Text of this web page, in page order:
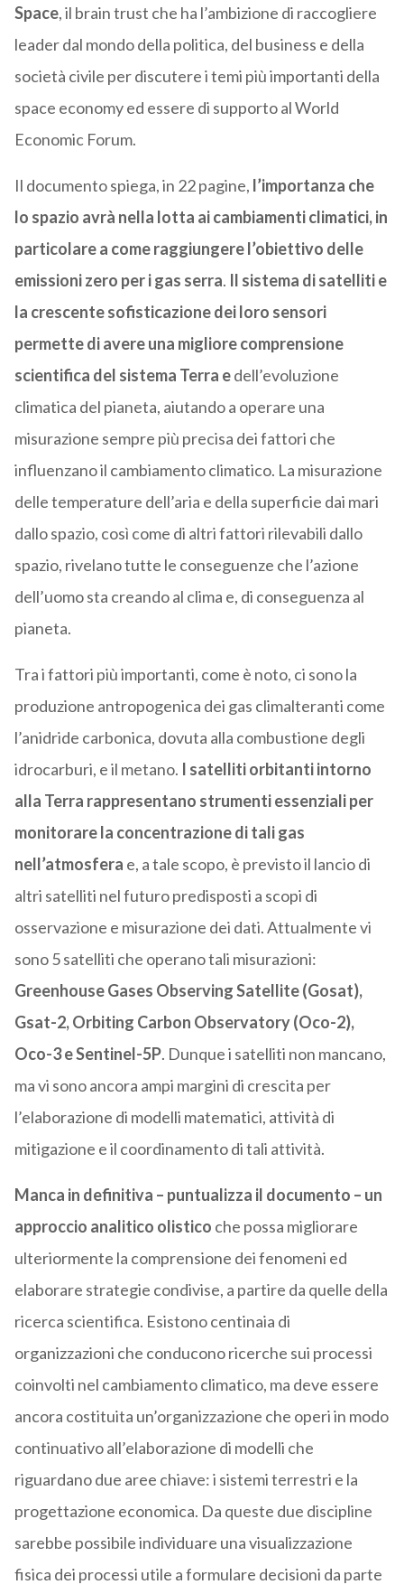
Space, il brain trust che ha l’ambizione di raccogliere
leader dal mondo della politica, del business e della
società civile per discutere i temi più importanti della
space economy ed essere di supporto al World
Economic Forum.
Il documento spiega, in 22 pagine, l’importanza che
lo spazio avrà nella lotta ai cambiamenti climatici, in
particolare a come raggiungere l’obiettivo delle
emissioni zero per i gas serra. Il sistema di satelliti e
la crescente sofisticazione dei loro sensori
permette di avere una migliore comprensione
scientifica del sistema Terra edell’evoluzione
climatica del pianeta, aiutando a operare una
misurazione sempre più precisa dei fattori che
influenzano il cambiamento climatico. La misurazione
delle temperature dell’aria e della superficie dai mari
dallo spazio, così come di altri fattori rilevabili dallo
spazio, rivelano tutte le conseguenze che l’azione
dell’uomo sta creando al clima e, di conseguenza al
pianeta.
Tra i fattori più importanti, come è noto, ci sono la
produzione antropogenica dei gas climalteranti come
l’anidride carbonica, dovuta alla combustione degli
idrocarburi, e il metano. I satelliti orbitanti intorno
alla Terra rappresentano strumenti essenziali per
monitorare la concentrazione di tali gas
nell’atmosfera e, a tale scopo, è previsto il lancio di
altri satelliti nel futuro predisposti a scopi di
osservazione e misurazione dei dati. Attualmente vi
sono 5 satelliti che operano tali misurazioni:
Greenhouse Gases Observing Satellite (Gosat),
Gsat-2, Orbiting Carbon Observatory (Oco-2),
Oco-3 e Sentinel-5P. Dunque i satelliti non mancano,
ma vi sono ancora ampi margini di crescita per
l’elaborazione di modelli matematici, attività di
mitigazione e il coordinamento di tali attività.
Manca in definitiva – puntualizza il documento – un
approccio analitico olistico che possa migliorare
ulteriormente la comprensione dei fenomeni ed
elaborare strategie condivise, a partire da quelle della
ricerca scientifica. Esistono centinaia di
organizzazioni che conducono ricerche sui processi
coinvolti nel cambiamento climatico, ma deve essere
ancora costituita un’organizzazione che operi in modo
continuativo all’elaborazione di modelli che
riguardano due aree chiave: i sistemi terrestri e la
progettazione economica. Da queste due discipline
sarebbe possibile individuare una visualizzazione
fisica dei processi utile a formulare decisioni da parte